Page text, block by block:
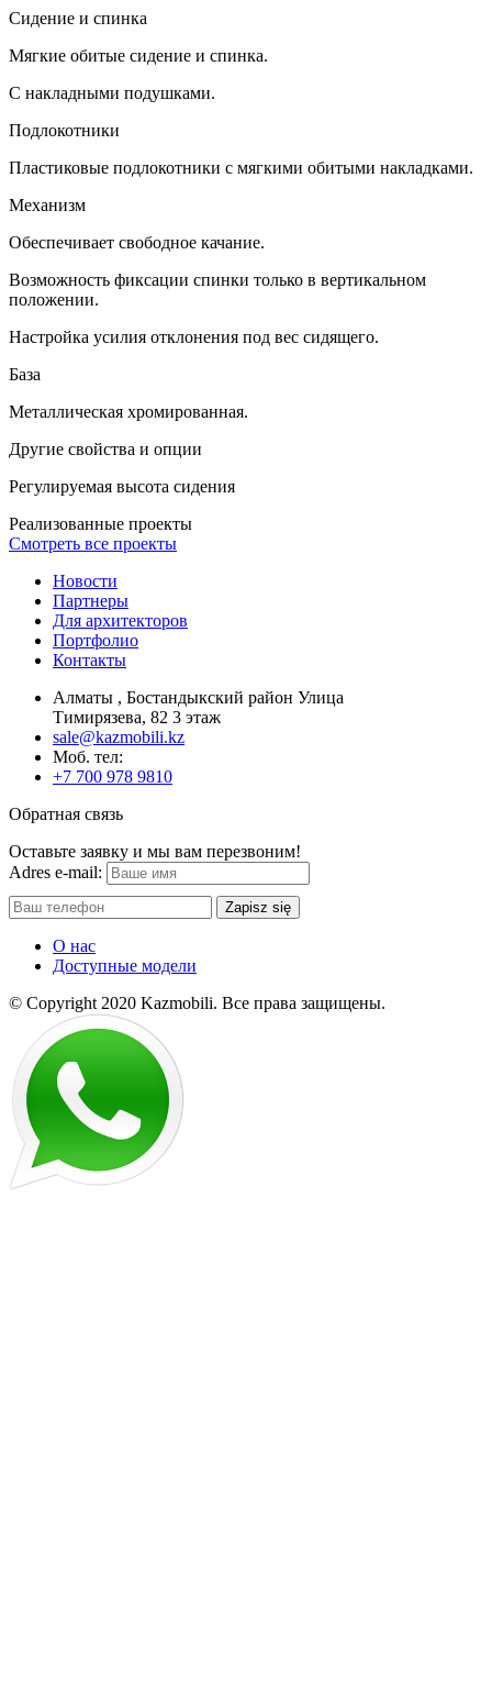
Сидение и спинка
Мягкие обитые сидение и спинка.
С накладными подушками.
Подлокотники
Пластиковые подлокотники с мягкими обитыми накладками.
Механизм
Обеспечивает свободное качание.
Возможность фиксации спинки только в вертикальном
положении.
Настройка усилия отклонения под вес сидящего.
База
Металлическая хромированная.
Другие свойства и опции
Регулируемая высота сидения
Реализованные проекты
Смотреть все проекты
Новости
Партнеры
Для архитекторов
Портфолио
Контакты
Алматы , Бостандыкский район Улица
Тимирязева, 82 3 этаж
sale@kazmobili.kz
Moб. тел:
+7 700 978 9810
Обратная связь
Оставьте заявку и мы вам перезвоним!
Adres e-mail:
Zapisz się
О нас
Доступные модели
© Copyright 2020 Kazmobili. Все права защищены.